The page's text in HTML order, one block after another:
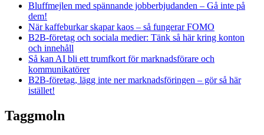
Bluffmejlen med spännande jobberbjudanden – Gå inte på
dem!
När kaffeburkar skapar kaos – så fungerar FOMO
B2B-företag och sociala medier: Tänk så här kring konton
och innehåll
Så kan AI bli ett trumfkort för marknadsförare och
kommunikatörer
B2B-företag, lägg inte ner marknadsföringen – gör så här
istället!
Taggmoln